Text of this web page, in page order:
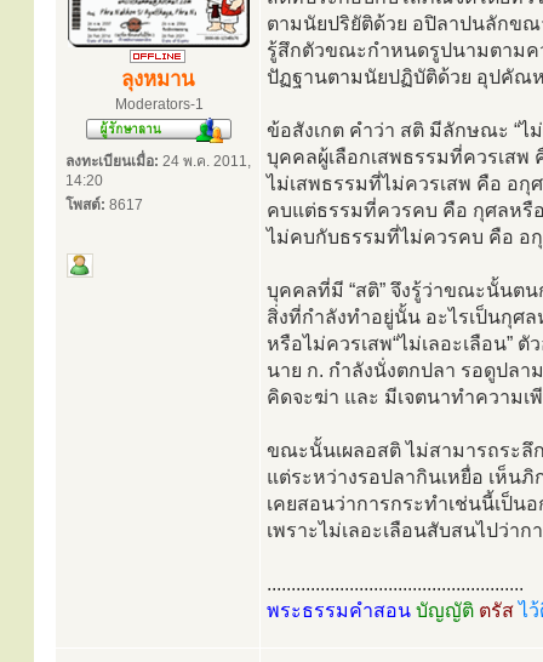
ลุงหมาน
Moderators-1
ลงทะเบียนเมื่อ: 24 พ.ค. 2011,
14:20
โพสต์: 8617
ตามนัยปริยัติด้วย อปิลาปนลักข
รู้สึกตัวขณะกำหนดรูปนามตามค
ปัฏฐานตามนัยปฏิบัติด้วย อุปคั
ข้อสังเกต คำว่า สติ มีลักษณะ “ไม่
บุคคลผู้เลือกเสพธรรมที่ควรเส
ไม่เสพธรรมที่ไม่ควรเสพ คือ อกุ
คบแต่ธรรมที่ควรคบ คือ กุศลหรื
ไม่คบกับธรรมที่ไม่ควรคบ คือ อ
บุคคลที่มี “สติ” จึงรู้ว่าขณะนั้นตน
สิ่งที่กำลังทำอยู่นั้น อะไรเป็นกุศ
หรือไม่ควรเสพ“ไม่เลอะเลือน” ตั
นาย ก. กำลังนั่งตกปลา รอดูปลา
คิดจะฆ่า และ มีเจตนาทำความเ
ขณะนั้นเผลอสติ ไม่สามารถระลึ
แต่ระหว่างรอปลากินเหยื่อ เห็น
เคยสอนว่าการกระทำเช่นนี้เป็น
เพราะไม่เลอะเลือนสับสนไปว่า
.....................................................
พระธรรมคำสอน บัญญัติ ตรัสไ